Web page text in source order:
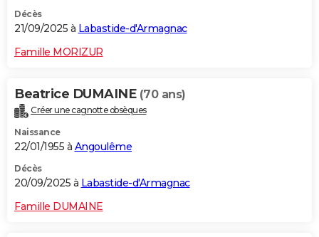
Décès
21/09/2025 à Labastide-d'Armagnac
Famille MORIZUR
Beatrice DUMAINE (70 ans)
Créer une cagnotte obsèques
Naissance
22/01/1955 à Angoulême
Décès
20/09/2025 à Labastide-d'Armagnac
Famille DUMAINE